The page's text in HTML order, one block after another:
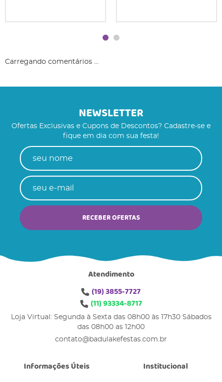
Carregando comentários ...
NEWSLETTER
Ofertas Exclusivas e Cupons de Descontos? Cadastre-se e
fique em dia com sua festa!
RECEBER OFERTAS
Atendimento
(19)3855-7727
(11)93334-8717
Loja Virtual: Segunda à Sexta das 08h00 às 17h30 Sábados
das 08h00 as 12h00
contato@badulakefestas.com.br
Informações Úteis Institucional